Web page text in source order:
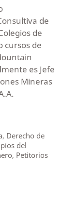
de
de
cursos de
es Jefe
Mineras
Derecho de
del
Petitorios